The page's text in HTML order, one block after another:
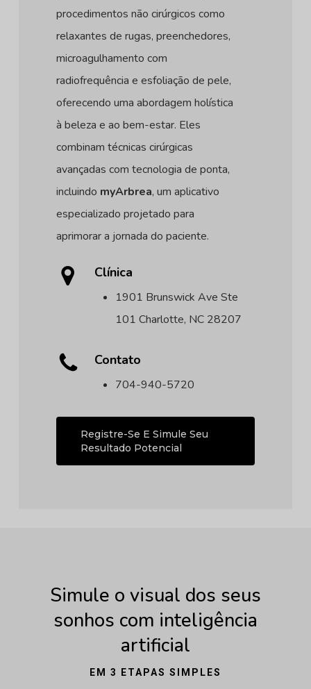
procedimentos não cirúrgicos como
relaxantes de rugas, preenchedores,
microagulhamento com
radiofrequência e esfoliação de pele,
oferecendo uma abordagem holística
à beleza e ao bem-estar. Eles
combinam técnicas cirúrgicas
avançadas com tecnologia de ponta,
incluindo myArbrea, um aplicativo
especializado projetado para
aprimorar a jornada do paciente.
Clínica
1901 Brunswick Ave Ste
101 Charlotte, NC 28207
Contato
704-940-5720
Registre-Se E Simule Seu
Resultado Potencial
Simule o visual dos seus
sonhos com inteligência
artificial
EM 3 ETAPAS SIMPLES